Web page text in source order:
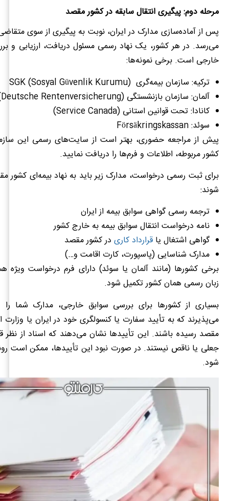
مرحله دوم: پیگیری انتقال سابقه در کشور مقصد
پس از آماده‌سازی مدارک در ایران، نوبت به پیگیری از سوی
می‌رسد. در هر کشور، یک نهاد رسمی مسئول دریافت، ارزیابی و
خارجی است. برخی نمونه‌ها:
ترکیه: سازمان بیمه‌گری SGK (Sosyal Güvenlik Kurumu)
آلمان: سازمان بازنشستگی (Deutsche Rentenversicherung)
کانادا: تحت قوانین استانی (Service Canada)
سوئد: Försäkringskassan
پیش از مراجعه حضوری، بهتر است از سایت‌های رسمی این
کشور مربوطه، اطلاعات و فرم‌ها را دریافت نمایید.
برای ثبت رسمی درخواست، مدارک زیر باید به نهاد بیمه‌ای کشور
شوند:
ترجمه رسمی گواهی سوابق بیمه از ایران
نامه درخواست انتقال سوابق بیمه به خارج کشور
گواهی اشتغال یا قرارداد کاری در کشور مقصد
مدارک شناسایی (پاسپورت، کارت اقامت و…)
برخی کشورها (مانند آلمان یا سوئد) دارای فرم درخواست ویژه
زبان رسمی همان کشور تکمیل شود.
بسیاری از کشورها برای بررسی سوابق خارجی، مدارک شما
می‌پذیرند که به تأیید سفارت یا کنسولگری خود در ایران یا وزارت
مقصد رسیده باشند. این تأییدها نشان می‌دهند که اسناد از نظر
جعلی یا ناقص نیستند. در صورت نبود این تأییدها، ممکن است
شود.